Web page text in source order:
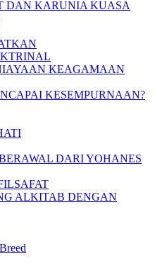
DAN KARUNIA KUASA
KEAGAMAAN
KESEMPURNAAN?
DARI YOHANES
ALKITAB DENGAN